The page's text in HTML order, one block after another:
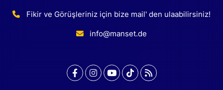
Fikir ve Görüşleriniz için bize mail' den ulaabilirsiniz!
info@manset.de